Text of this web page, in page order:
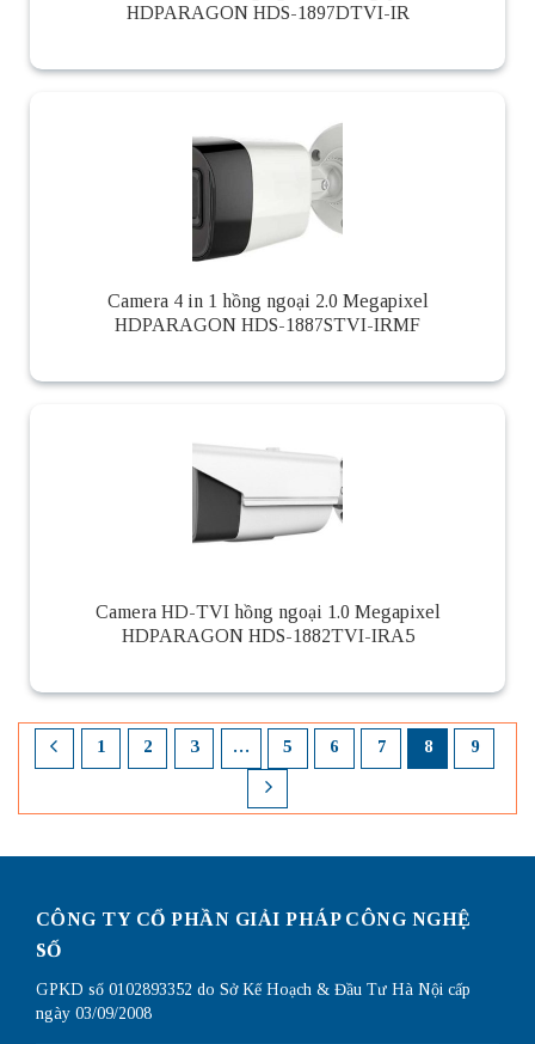
HDPARAGON HDS-1897DTVI-IR
Camera 4 in 1 hồng ngoại 2.0 Megapixel
HDPARAGON HDS-1887STVI-IRMF
Camera HD-TVI hồng ngoại 1.0 Megapixel
HDPARAGON HDS-1882TVI-IRA5
1 2 3 … 5 6 7 8 9
CÔNG TY CỔ PHẦN GIẢI PHÁP CÔNG NGHỆ
SỐ
GPKD số 0102893352 do Sở Kế Hoạch & Đầu Tư Hà Nội cấp
ngày 03/09/2008